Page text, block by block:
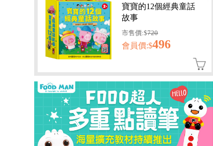
海外購物免煩惱！點我查看『海外購物流程說明』
寶寶的12個經典童話
故事
市售價:$720
會員價:$496